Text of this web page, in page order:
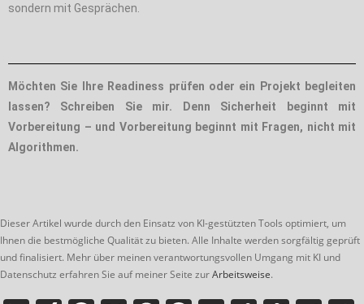
sondern mit Gesprächen.
Möchten Sie Ihre Readiness prüfen oder ein Projekt begleiten
lassen? Schreiben Sie mir. Denn Sicherheit beginnt mit
Vorbereitung – und Vorbereitung beginnt mit Fragen, nicht mit
Algorithmen.
Dieser Artikel wurde durch den Einsatz von KI-gestützten Tools optimiert, um
Ihnen die bestmögliche Qualität zu bieten. Alle Inhalte werden sorgfältig geprüft
und finalisiert. Mehr über meinen verantwortungsvollen Umgang mit KI und
Datenschutz erfahren Sie auf meiner Seite zurArbeitsweise.